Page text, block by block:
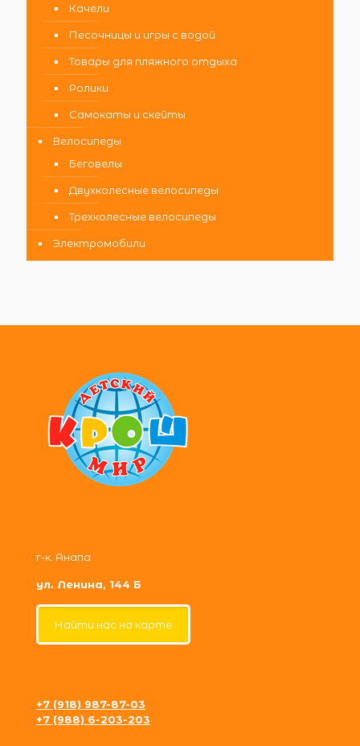
Качели
Песочницы и игры с водой
Товары для пляжного отдыха
Ролики
Самокаты и скейты
Велосипеды
Беговелы
Двухколесные велосипеды
Трехколесные велосипеды
Электромобили
г-к. Анапа
ул. Ленина, 144 Б
Найти нас на карте
+7 (918) 987-87-03
+7 (988) 6-203-203